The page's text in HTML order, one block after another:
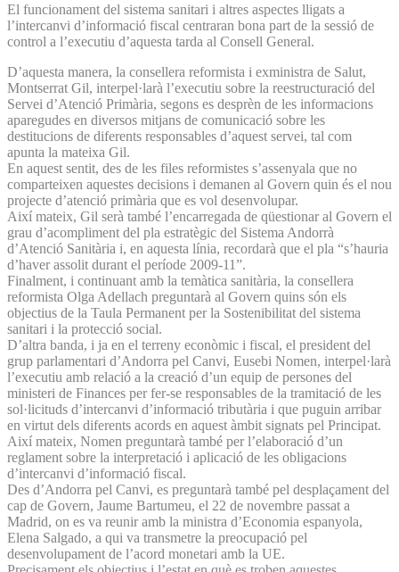
El funcionament del sistema sanitari i altres aspectes lligats a
l’intercanvi d’informació fiscal centraran bona part de la sessió de
control a l’executiu d’aquesta tarda al Consell General.
D’aquesta manera, la consellera reformista i exministra de Salut,
Montserrat Gil, interpel·larà l’executiu sobre la reestructuració del
Servei d’Atenció Primària, segons es desprèn de les informacions
aparegudes en diversos mitjans de comunicació sobre les
destitucions de diferents responsables d’aquest servei, tal com
apunta la mateixa Gil.
En aquest sentit, des de les files reformistes s’assenyala que no
comparteixen aquestes decisions i demanen al Govern quin és el nou
projecte d’atenció primària que es vol desenvolupar.
Així mateix, Gil serà també l’encarregada de qüestionar al Govern el
grau d’acompliment del pla estratègic del Sistema Andorrà
d’Atenció Sanitària i, en aquesta línia, recordarà que el pla “s’hauria
d’haver assolit durant el període 2009-11”.
Finalment, i continuant amb la temàtica sanitària, la consellera
reformista Olga Adellach preguntarà al Govern quins són els
objectius de la Taula Permanent per la Sostenibilitat del sistema
sanitari i la protecció social.
D’altra banda, i ja en el terreny econòmic i fiscal, el president del
grup parlamentari d’Andorra pel Canvi, Eusebi Nomen, interpel·larà
l’executiu amb relació a la creació d’un equip de persones del
ministeri de Finances per fer-se responsables de la tramitació de les
sol·licituds d’intercanvi d’informació tributària i que puguin arribar
en virtut dels diferents acords en aquest àmbit signats pel Principat.
Així mateix, Nomen preguntarà també per l’elaboració d’un
reglament sobre la interpretació i aplicació de les obligacions
d’intercanvi d’informació fiscal.
Des d’Andorra pel Canvi, es preguntarà també pel desplaçament del
cap de Govern, Jaume Bartumeu, el 22 de novembre passat a
Madrid, on es va reunir amb la ministra d’Economia espanyola,
Elena Salgado, a qui va transmetre la preocupació pel
desenvolupament de l’acord monetari amb la UE.